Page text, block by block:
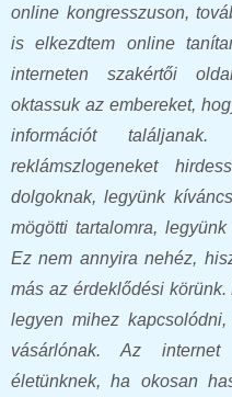
online kongresszuson,
is elkezdtem online
interneten szakértői
oktassuk az embereket,
információt
reklámszlogeneket
dolgoknak, legyünk
mögötti tartalomra,
Ez nem annyira nehéz,
más az érdeklődési
legyen mihez
vásárlónak. Az
életünknek, ha okosan